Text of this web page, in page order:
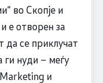
во Скопје и
е отворен за
да се приклучат
ги нуди – меѓу
и